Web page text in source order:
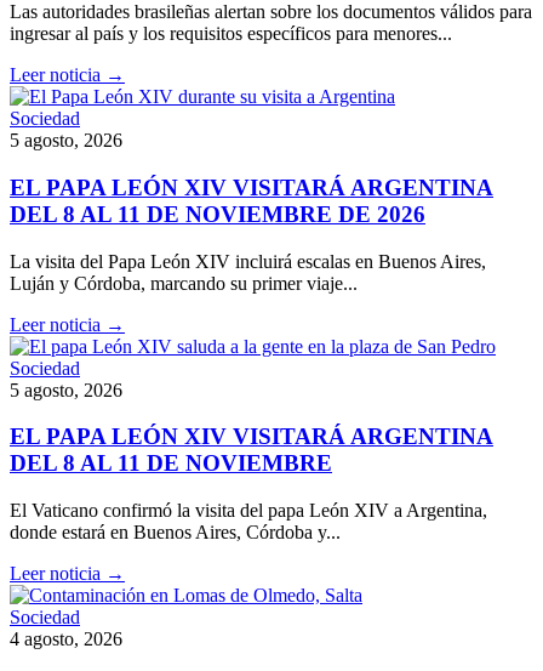
Las autoridades brasileñas alertan sobre los documentos válidos para
ingresar al país y los requisitos específicos para menores...
Leer noticia →
Sociedad
5 agosto, 2026
EL PAPA LEÓN XIV VISITARÁ ARGENTINA
DEL 8 AL 11 DE NOVIEMBRE DE 2026
La visita del Papa León XIV incluirá escalas en Buenos Aires,
Luján y Córdoba, marcando su primer viaje...
Leer noticia →
Sociedad
5 agosto, 2026
EL PAPA LEÓN XIV VISITARÁ ARGENTINA
DEL 8 AL 11 DE NOVIEMBRE
El Vaticano confirmó la visita del papa León XIV a Argentina,
donde estará en Buenos Aires, Córdoba y...
Leer noticia →
Sociedad
4 agosto, 2026